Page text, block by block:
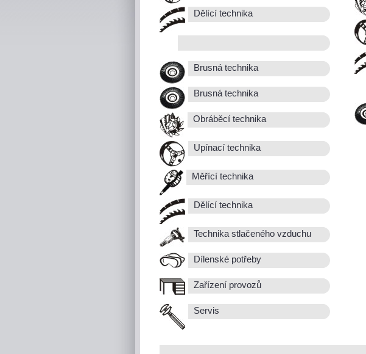
Dělící technika
Brusná technika
Brusná technika
Obráběcí technika
Upínací technika
Měřící technika
Dělící technika
Technika stlačeného vzduchu
Dílenské potřeby
Zařízení provozů
Servis